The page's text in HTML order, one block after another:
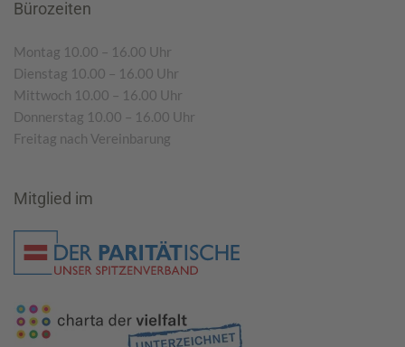
Bürozeiten
Montag 10.00 – 16.00 Uhr
Dienstag 10.00 – 16.00 Uhr
Mittwoch 10.00 – 16.00 Uhr
Donnerstag 10.00 – 16.00 Uhr
Freitag nach Vereinbarung
Mitglied im